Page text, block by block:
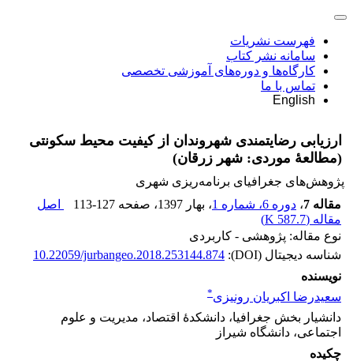
فهرست نشریات
سامانه نشر کتاب
کارگاه‌ها و دوره‌های آموزشی تخصصی
تماس با ما
English
ارزیابی رضایتمندی شهروندان از کیفیت محیط سکونتی
(مطالعۀ موردی: شهر زرقان)
پژوهش‌های جغرافیای برنامه‌ریزی شهری
مقاله 7
، دوره 6، شماره 1 ، بهار 1397 ، صفحه 113-127
اصل
مقاله (587.7 K
)
نوع مقاله: پژوهشی - کاربردی
شناسه دیجیتال (DOI):
10.22059/jurbangeo.2018.253144.874
نویسنده
سعیدرضا اکبریان رونیزی*
دانشیار بخش جغرافیا، دانشکدۀ اقتصاد، مدیریت و علوم
اجتماعی، دانشگاه شیراز
چکیده